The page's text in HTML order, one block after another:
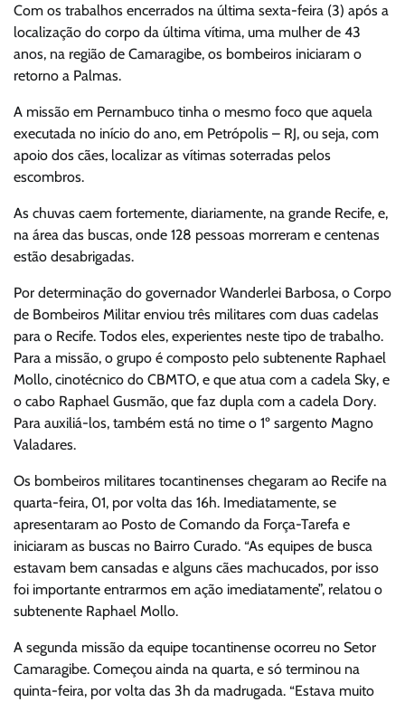
Com os trabalhos encerrados na última sexta-feira (3) após a
localização do corpo da última vítima, uma mulher de 43
anos, na região de Camaragibe, os bombeiros iniciaram o
retorno a Palmas.
A missão em Pernambuco tinha o mesmo foco que aquela
executada no início do ano, em Petrópolis – RJ, ou seja, com
apoio dos cães, localizar as vítimas soterradas pelos
escombros.
As chuvas caem fortemente, diariamente, na grande Recife, e,
na área das buscas, onde 128 pessoas morreram e centenas
estão desabrigadas.
Por determinação do governador Wanderlei Barbosa, o Corpo
de Bombeiros Militar enviou três militares com duas cadelas
para o Recife. Todos eles, experientes neste tipo de trabalho.
Para a missão, o grupo é composto pelo subtenente Raphael
Mollo, cinotécnico do CBMTO, e que atua com a cadela Sky, e
o cabo Raphael Gusmão, que faz dupla com a cadela Dory.
Para auxiliá-los, também está no time o 1º sargento Magno
Valadares.
Os bombeiros militares tocantinenses chegaram ao Recife na
quarta-feira, 01, por volta das 16h. Imediatamente, se
apresentaram ao Posto de Comando da Força-Tarefa e
iniciaram as buscas no Bairro Curado. “As equipes de busca
estavam bem cansadas e alguns cães machucados, por isso
foi importante entrarmos em ação imediatamente”, relatou o
subtenente Raphael Mollo.
A segunda missão da equipe tocantinense ocorreu no Setor
Camaragibe. Começou ainda na quarta, e só terminou na
quinta-feira, por volta das 3h da madrugada. “Estava muito